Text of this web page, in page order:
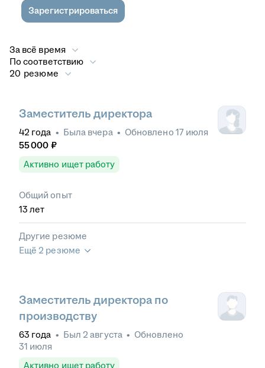
Зарегистрироваться
За всё время
По соответствию
20 резюме
Заместитель директора
42 года • Была вчера • Обновлено 17 июля
55 000 ₽
Активно ищет работу
Общий опыт
13 лет
Другие резюме
Ещё 2 резюме
Заместитель директора по
производству
63 года • Был 2 августа • Обновлено
31 июля
Активно ищет работу